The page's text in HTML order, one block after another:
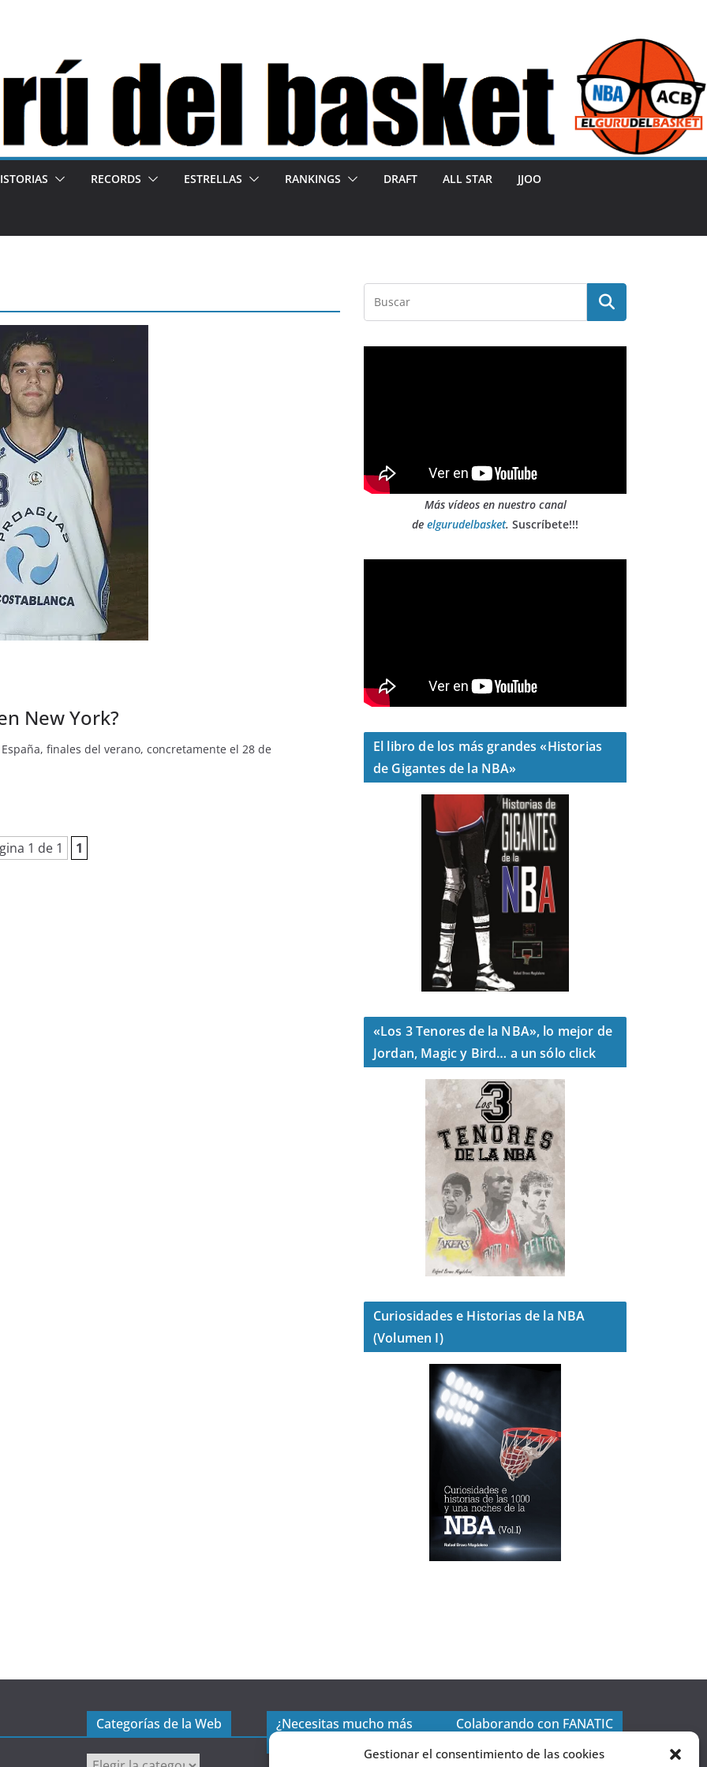
RECORDS ESTRELLAS RANKINGS DRAFT ALL STAR JJOO
New York?
finales del verano, concretamente el 28 de
1 de 1 1
Más vídeos en nuestro canal
de elgurudelbasket. Suscríbete!!!
El libro de los más grandes «Historias
de Gigantes de la NBA»
«Los 3 Tenores de la NBA», lo mejor de
Jordan, Magic y Bird… a un sólo click
Curiosidades e Historias de la NBA
(Volumen I)
Categorías de la Web
¿Necesitas mucho más
Colaborando con FANATIC
Gestionar el consentimiento de las cookies